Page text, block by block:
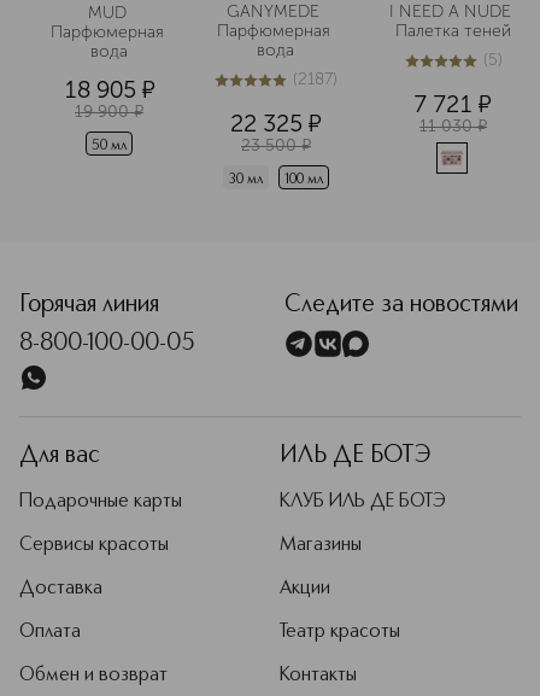
MUD
Парфюмерная
вода
18 905 ¤
19 900 ¤
50 мл
GANYMEDE
Парфюмерная
вода
5из 52187 (2187)
22 325 ¤
23 500 ¤
30 мл 100 мл
I NEED A NUDE
Палетка теней
5из 55 (5)
7 721 ¤
11 030 ¤
Горячая линия
8-800-100-00-05
Следите за новостями
Для вас
Подарочные карты
Сервисы красоты
Доставка
Оплата
Обмен и возврат
ИЛЬ ДЕ БОТЭ
КЛУБ ИЛЬ ДЕ БОТЭ
Магазины
Акции
Театр красоты
Контакты